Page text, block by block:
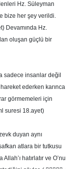
Hz. Süleyman
bize her şey verildi.
Devamında Hz.
oluşan güçlü bir
sadece insanlar değil
ederken karınca
görmemeleri için
suresi 18.ayet)
duyan aynı
atlara bir tutkusu
hatırlatır ve O’nu